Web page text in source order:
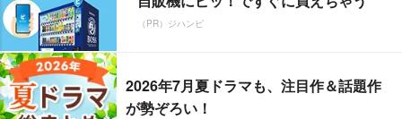
（PR）ジハンピ
2026年7月夏ドラマも、注目作＆話題作
が勢ぞろい！